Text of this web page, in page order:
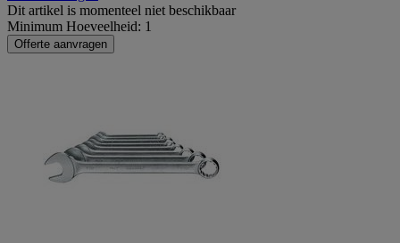
Dit artikel is momenteel niet beschikbaar
Minimum Hoeveelheid: 1
Offerte aanvragen